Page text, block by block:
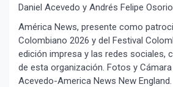
Daniel Acevedo y Andrés Felipe
América News, presente como
Colombiano 2026 y del Festival
edición impresa y las redes sociales,
de esta organización. Fotos y
Acevedo-America News New England.